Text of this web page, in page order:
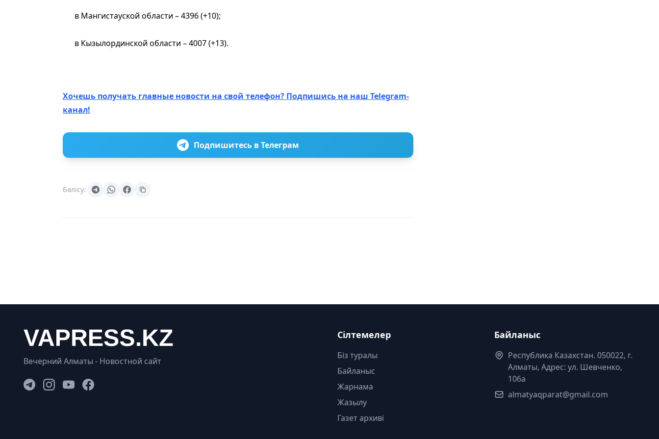
в Мангистауской области – 4396 (+10);
в Кызылординской области – 4007 (+13).
Хочешь получать главные новости на свой телефон? Подпишись на наш Telegram-
канал!
Подпишитесь в Телеграм
Бөлісу:
Вечерний Алматы - Новостной сайт
Сілтемелер
Біз туралы
Байланыс
Жарнама
Жазылу
Газет архиві
Байланыс
Республика Казахстан. 050022, г.
Алматы, Адрес: ул. Шевченко,
106а
almatyaqparat@gmail.com